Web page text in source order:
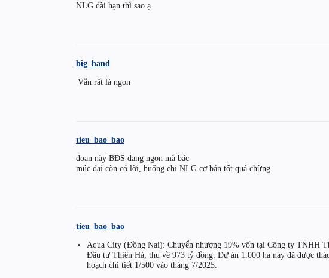
NLG dài hạn thì sao ạ
big_hand
|Vẫn rất là ngon
tieu_bao_bao
đoạn này BĐS đang ngon mà bác
múc đại còn có lời, huống chi NLG cơ bản tốt quá chừng
tieu_bao_bao
Aqua City (Đồng Nai): Chuyển nhượng 19% vốn tại Công ty TNHH
Đầu tư Thiên Hà, thu về 973 tỷ đồng. Dự án 1.000 ha này đã được
hoạch chi tiết 1/500 vào tháng 7/2025.